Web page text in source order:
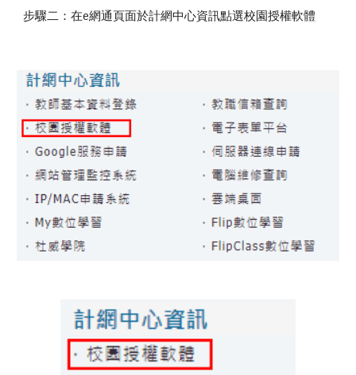
步驟二：在e網通頁面於計網中心資訊點選校園授權軟體